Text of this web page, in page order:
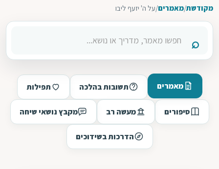
מקודשת/מאמרים/על ה' יזעף ליבו
מאמרים תשובות בהלכה תפילות
סיפורים מעשה רב מקבץ נושאי שיחה
הדרכות בשידוכים